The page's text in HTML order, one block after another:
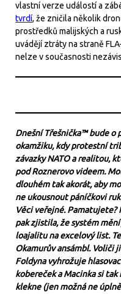
vlastní verze událostí a
tvrdí, že zničila několik
prostředků malijských a
uvádějí ztráty na straně
nelze v současnosti
Dnešní Třešnička™ bude o
okamžiku, kdy protestní
závazky NATO a realitou,
pod Roznerovo videem.
dlouhém tak akorát, aby
ne ukousnout páníčkovi
Věci veřejné. Pamatujete?
pak zjistila, že systém
loajalitu na excelový list.
Okamurův ansámbl. Voliči
Foldyna vyhrožuje
kobereček a Macinka si
klekne (jen možná ne